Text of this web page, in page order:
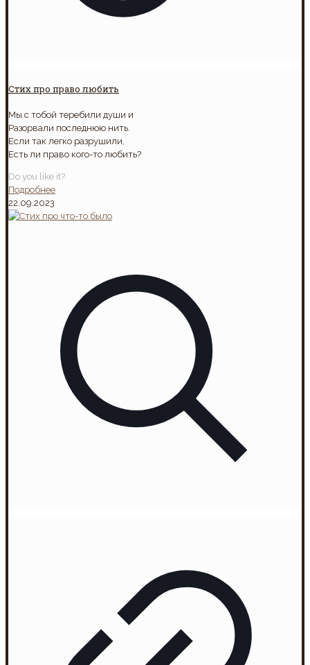
Стих про право любить
Мы с тобой теребили души и
Разорвали последнюю нить.
Если так легко разрушили,
Есть ли право кого-то любить?
Do you like it?
Подробнее
22.09.2023